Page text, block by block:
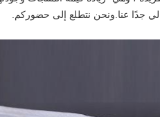
جدًا عنا.ونحن نتطلع إلى حضوركم.